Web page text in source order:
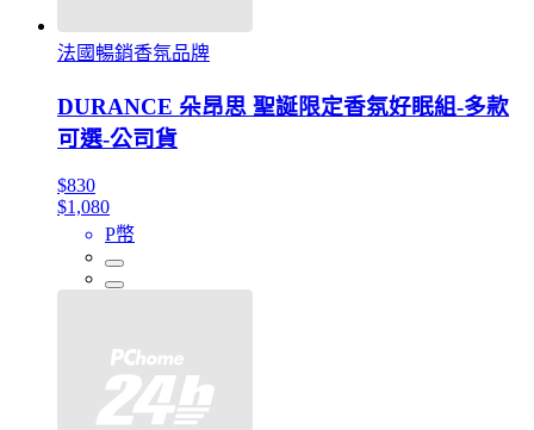
法國暢銷香氛品牌
DURANCE 朵昂思 聖誕限定香氛好眠組-多款
可選-公司貨
$830
$1,080
P幣